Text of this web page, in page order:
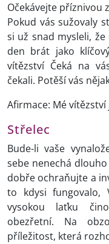
Očekávejte příznivou
Pokud vás sužovaly
si už snad mysleli,
den brát jako
vítězství Čeká na
čekali. Potěší vás
Afirmace: Mé
Střelec
Bude-li vaše
sebe nenechá
dobře ochraňujte a
to kdysi fungovalo,
vysokou laťku
obezřetní. Na
příležitost, která